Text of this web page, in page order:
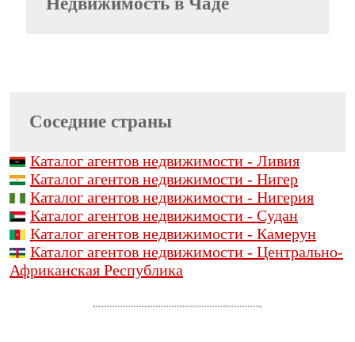
Соседние страны
Каталог агентов недвижимости - Ливия
Каталог агентов недвижимости - Нигер
Каталог агентов недвижимости - Нигерия
Каталог агентов недвижимости - Судан
Каталог агентов недвижимости - Камерун
Каталог агентов недвижимости - Центрально-
Африканская Республика